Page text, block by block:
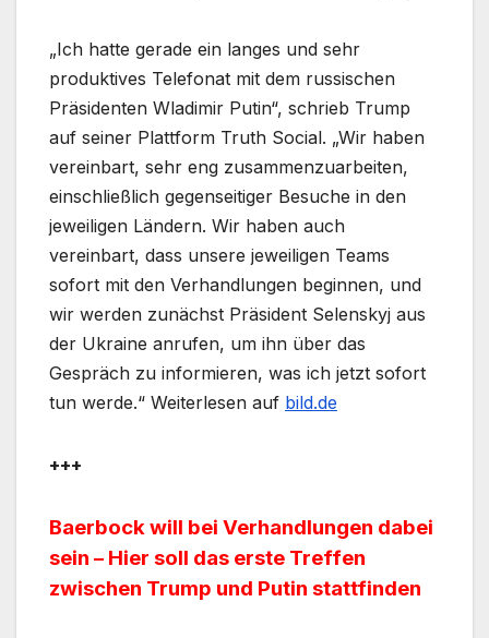
„Ich hatte gerade ein langes und sehr
produktives Telefonat mit dem russischen
Präsidenten Wladimir Putin“, schrieb Trump
auf seiner Plattform Truth Social. „Wir haben
vereinbart, sehr eng zusammenzuarbeiten,
einschließlich gegenseitiger Besuche in den
jeweiligen Ländern. Wir haben auch
vereinbart, dass unsere jeweiligen Teams
sofort mit den Verhandlungen beginnen, und
wir werden zunächst Präsident Selenskyj aus
der Ukraine anrufen, um ihn über das
Gespräch zu informieren, was ich jetzt sofort
tun werde.“ Weiterlesen auf bild.de
+++
Baerbock will bei Verhandlungen dabei
sein – Hier soll das erste Treffen
zwischen Trump und Putin stattfinden